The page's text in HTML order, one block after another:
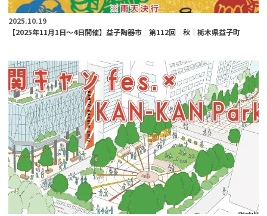
2025.10.19
【2025年11月1日～4日開催】益子陶器市 第112回 秋｜栃木県益子町